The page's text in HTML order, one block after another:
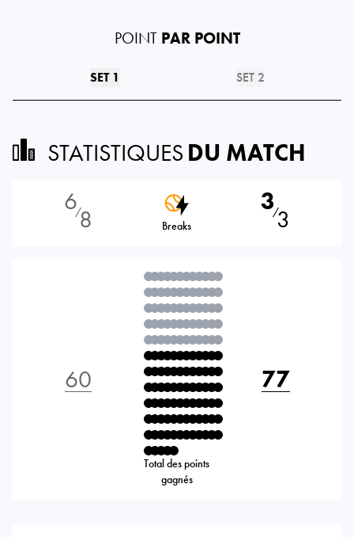
POINT PAR POINT
SET 1 SET 2
STATISTIQUES DU MATCH
6⁄8 Breaks
3⁄3
60
Total des points
gagnés
77